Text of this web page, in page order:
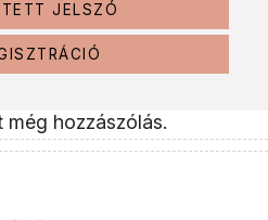
JELSZÓ
még hozzászólás.